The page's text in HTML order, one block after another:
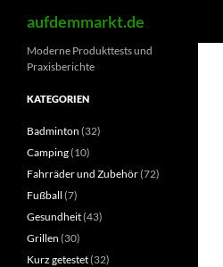
Inhalt
springen
aufdemmarkt.de
Moderne Produkttests und
Praxisberichte
KATEGORIEN
Badminton (32)
Camping(10)
Fahrräder und Zubehör(72)
Fußball (7)
Gesundheit(43)
Grillen (30)
Kurz getestet(32)